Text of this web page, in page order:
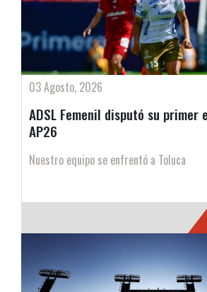
03 Agosto, 2026
ADSL Femenil disputó su primer
AP26
Nuestro equipo se enfrentó a Toluca